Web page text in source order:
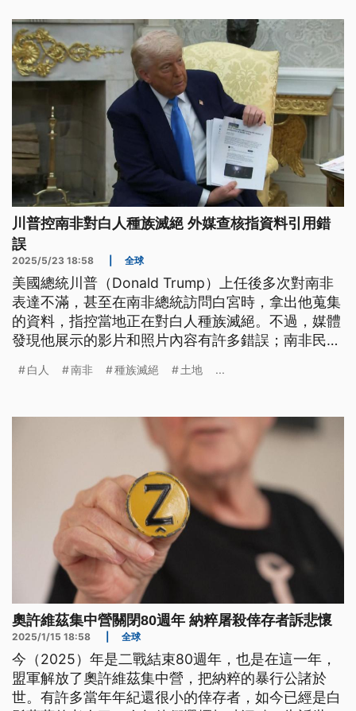
川普控南非對白人種族滅絕 外媒查核指資料引用錯
誤
2025/5/23 18:58 全球
美國總統川普（Donald Trump）上任後多次對南非
表達不滿，甚至在南非總統訪問白宮時，拿出他蒐集
的資料，指控當地正在對白人種族滅絕。不過，媒體
發現他展示的影片和照片內容有許多錯誤；南非民眾
白人 南非 種族滅絕 土地 ...
奧許維茲集中營關閉80週年 納粹屠殺倖存者訴悲懷
2025/1/15 18:58 全球
今（2025）年是二戰結束80週年，也是在這一年，
盟軍解放了奧許維茲集中營，把納粹的暴行公諸於
世。有許多當年年紀還很小的倖存者，如今已經是白